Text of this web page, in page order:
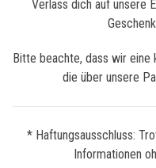
Verlass dich auf unsere
Bitte beachte, dass wir eine
die über unsere
* Haftungsausschluss:
Informationen